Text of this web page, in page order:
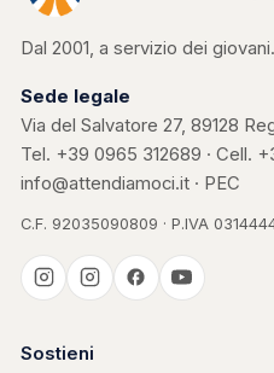
Dal 2001, a servizio dei giovani.
Sede legale
Via del Salvatore 27, 89128
Tel. +39 0965 312689 · Cell.
info@attendiamoci.it · PEC
C.F. 92035090809 · P.IVA
Casa Kerigma
Sostieni